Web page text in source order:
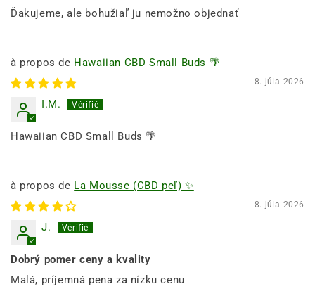
Ďakujeme, ale bohužiaľ ju nemožno objednať
Hawaiian CBD Small Buds 🌴
8. júla 2026
I.M.
Hawaiian CBD Small Buds 🌴
La Mousse (CBD peľ) ✨
8. júla 2026
J.
Dobrý pomer ceny a kvality
Malá, príjemná pena za nízku cenu